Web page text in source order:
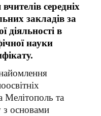
середніх
закладів за
діяльності в
науки
Мелітополь та
з основами